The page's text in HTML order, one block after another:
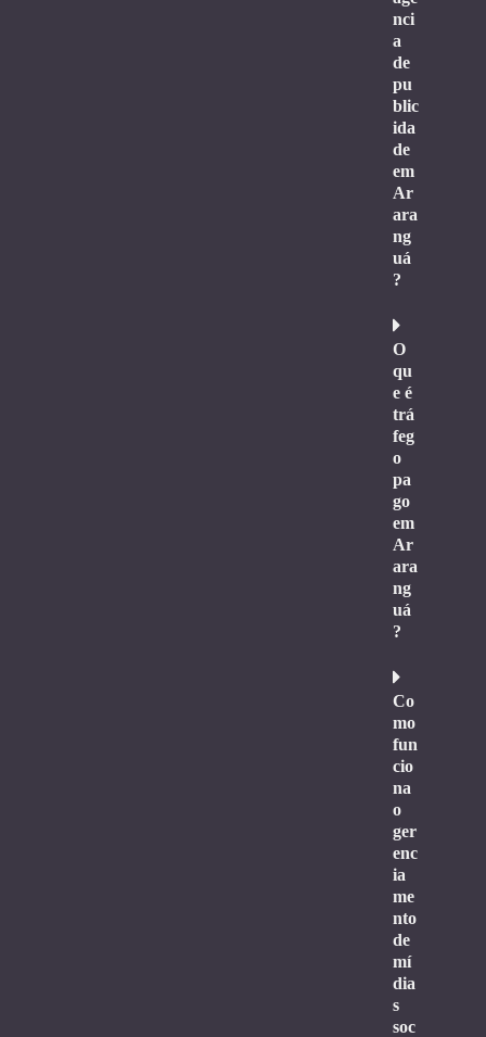
nci
a
de
pu
blic
ida
de
em
Ar
ara
ng
uá
?
O
qu
e é
trá
feg
o
pa
go
em
Ar
ara
ng
uá
?
Co
mo
fun
cio
na
o
ger
enc
ia
me
nto
de
mí
dia
s
soc